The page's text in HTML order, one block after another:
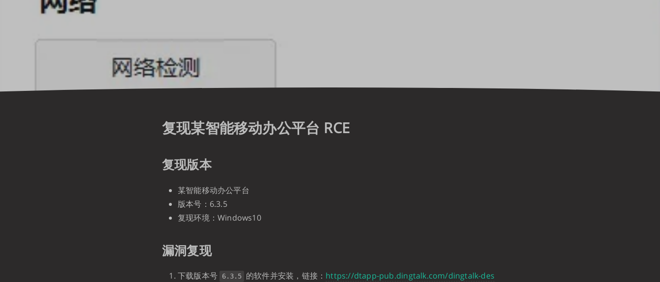
复现某智能移动办公平台 RCE
复现版本
某智能移动办公平台
版本号：6.3.5
复现环境：Windows10
漏洞复现
下载版本号 6.3.5 的软件并安装，链接： https://dtapp-pub.dingtalk.com/dingtalk-des